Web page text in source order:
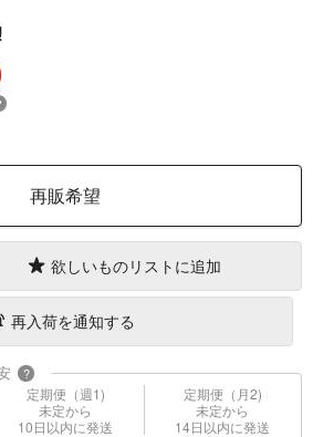
再販希望
欲しいものリストに追加
再入荷を通知する
?
定期便（週1)
未定から
10日以内に発送
定期便（月2)
未定から
14日以内に発送